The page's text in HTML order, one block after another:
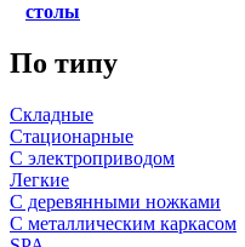
столы
По типу
Складные
Стационарные
С электроприводом
Легкие
С деревянными ножками
С металлическим каркасом